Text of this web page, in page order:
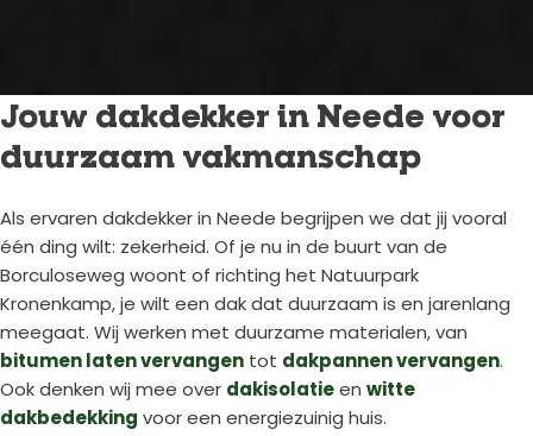
Jouw dakdekker in Neede voor
duurzaam vakmanschap
Als ervaren dakdekker in Neede begrijpen we dat jij vooral
één ding wilt: zekerheid. Of je nu in de buurt van de
Borculoseweg woont of richting het Natuurpark
Kronenkamp, je wilt een dak dat duurzaam is en jarenlang
meegaat. Wij werken met duurzame materialen, van
bitumen laten vervangen tot dakpannen vervangen.
Ook denken wij mee over dakisolatieen witte
dakbedekking voor een energiezuinig huis.